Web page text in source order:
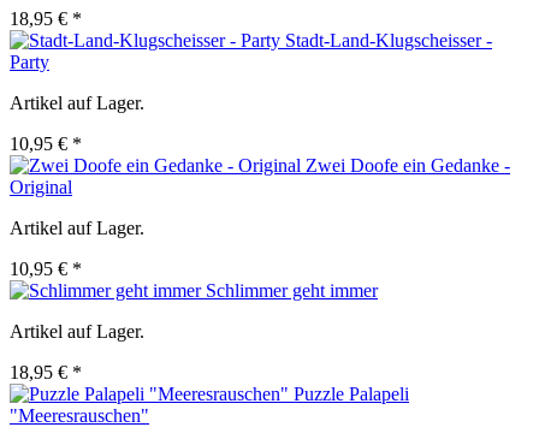
18,95 € *
Stadt-Land-Klugscheisser -
Party
Artikel auf Lager.
10,95 € *
Zwei Doofe ein Gedanke -
Original
Artikel auf Lager.
10,95 € *
Schlimmer geht immer
Artikel auf Lager.
18,95 € *
Puzzle Palapeli
"Meeresrauschen"